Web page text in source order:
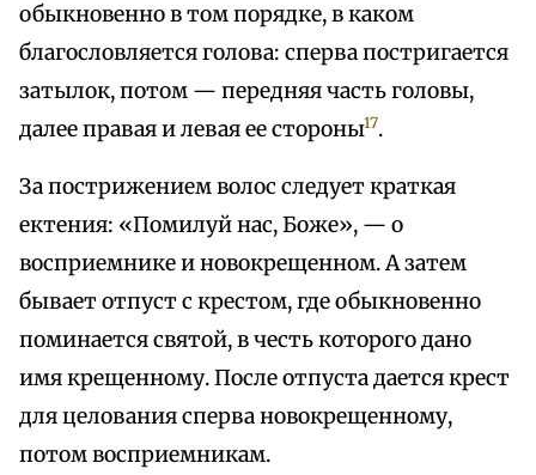
обыкновенно в том порядке, в каком
благословляется голова: сперва постригается
затылок, потом — передняя часть головы,
далее правая и левая ее стороны17.
За пострижением волос следует краткая
ектения: «Помилуй нас, Боже», — о
восприемнике и новокрещенном. А затем
бывает отпуст с крестом, где обыкновенно
поминается святой, в честь которого дано
имя крещенному. После отпуста дается крест
для целования сперва новокрещенному,
потом восприемникам.